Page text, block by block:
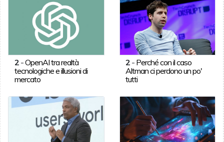
2-OpenAI tra realtà
tecnologiche e illusioni di
mercato
2 - Perché con il caso
Altman ci perdono un po'
tutti